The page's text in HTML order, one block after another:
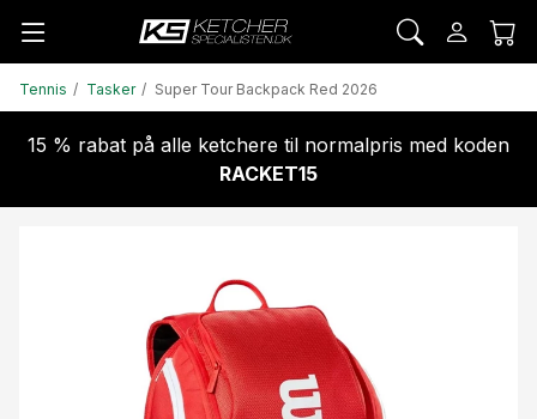
Tennis Tasker Super Tour Backpack Red 2026
15 % rabat på alle ketchere til normalpris med koden
RACKET15